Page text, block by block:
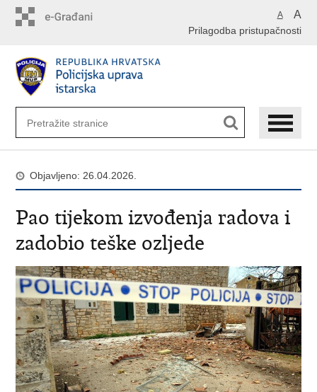
A A
Prilagodba pristupačnosti
Objavljeno: 26.04.2026.
Pao tijekom izvođenja radova i
zadobio teške ozljede